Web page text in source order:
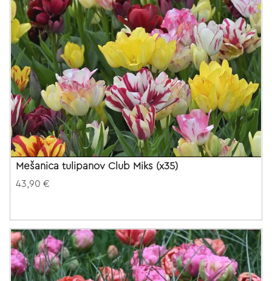
Mešanica tulipanov Club Miks (x35)
43,90 €